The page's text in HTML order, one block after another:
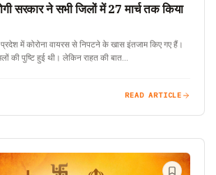
में कोरोना वायरस से निपटने के खास इंतजाम किए गए हैं।
की पुष्टि हुई थी। लेकिन राहत की बात…
READ ARTICLE